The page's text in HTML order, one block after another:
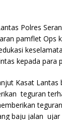
Polres
pamflet Ops
kepada para
Kasat Lantas
teguran
baju jalan ujar